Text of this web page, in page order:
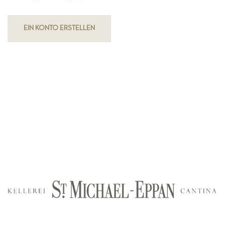
EIN KONTO ERSTELLEN